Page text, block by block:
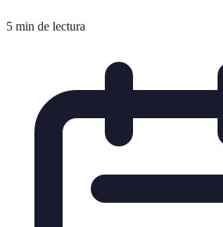
5 min de lectura